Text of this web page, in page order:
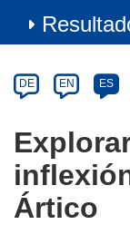
Category
Article
available
the
following
languages:
DE EN ES
Ártico